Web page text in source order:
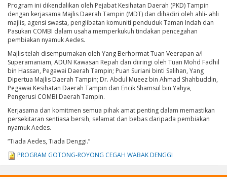
Program ini dikendalikan oleh Pejabat Kesihatan Daerah (PKD) Tampin
dengan kerjasama Majlis Daerah Tampin (MDT) dan dihadiri oleh ahli- ahli
majlis, agensi swasta, penglibatan komuniti penduduk Taman Indah dan
Pasukan COMBI dalam usaha memperkukuh tindakan pencegahan
pembiakan nyamuk Aedes.
Majlis telah disempurnakan oleh Yang Berhormat Tuan Veerapan a/l
Superamaniam, ADUN Kawasan Repah dan diiringi oleh Tuan Mohd Fadhil
bin Hassan, Pegawai Daerah Tampin; Puan Suriani binti Salihan, Yang
Dipertua Majlis Daerah Tampin; Dr. Abdul Mueez bin Ahmad Shahbuddin,
Pegawai Kesihatan Daerah Tampin dan Encik Shamsul bin Yahya,
Pengerusi COMBI Daerah Tampin.
Kerjasama dan komitmen semua pihak amat penting dalam memastikan
persekitaran sentiasa bersih, selamat dan bebas daripada pembiakan
nyamuk Aedes.
“Tiada Aedes, Tiada Denggi.”
PROGRAM GOTONG-ROYONG CEGAH WABAK DENGGI